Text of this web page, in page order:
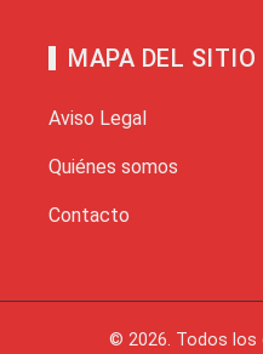
MAPA DEL SITIO
Aviso Legal
Quiénes somos
Contacto
© 2026. Todos los